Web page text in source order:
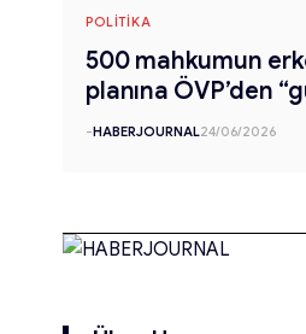
POLITIKA
500 mahkumun
planına ÖVP’den
-HABERJOURNAL24/06/2026